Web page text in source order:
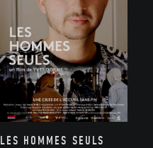
LES HOMMES SEULS